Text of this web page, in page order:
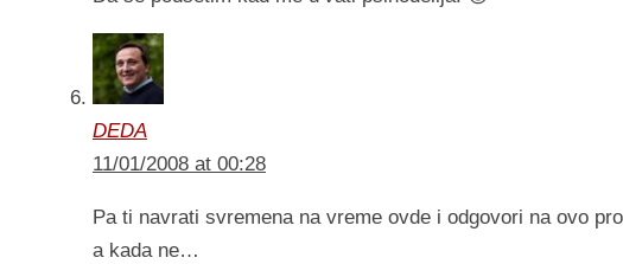
DEDA
11/01/2008 at 00:28
Pa ti navrati svremena na vreme ovde i odgovori na ovo
a kada ne…